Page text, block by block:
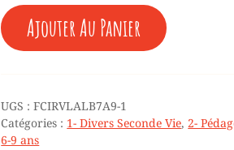
QUANTITÉ
DE
♥
-
ALBUMS
1
Ajouter Au Panier
UGS :FCIRVLALB7A9-1
Catégories : 1- Divers Seconde Vie, 2-
6-9 ans